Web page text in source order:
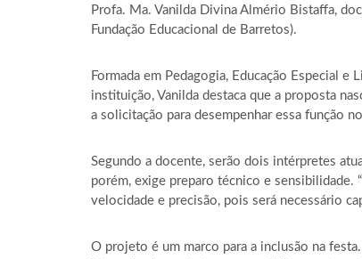
Profa. Ma. Vanilda Divina Almério Bistaffa,
Fundação Educacional de Barretos).
Formada em Pedagogia, Educação Especial
instituição, Vanilda destaca que a proposta
a solicitação para desempenhar essa função
Segundo a docente, serão dois intérpretes
porém, exige preparo técnico e sensibilidade.
velocidade e precisão, pois será necessário
O projeto é um marco para a inclusão na